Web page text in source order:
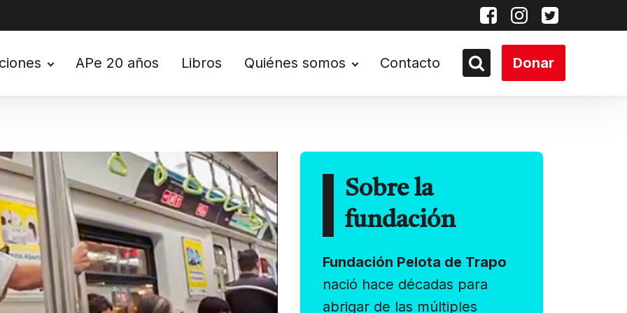
APe 20 años Libros Quiénes somos Contacto Donar
Sobre la
fundación
Fundación Pelota de Trapo
nació hace décadas para
abrigar de las múltiples